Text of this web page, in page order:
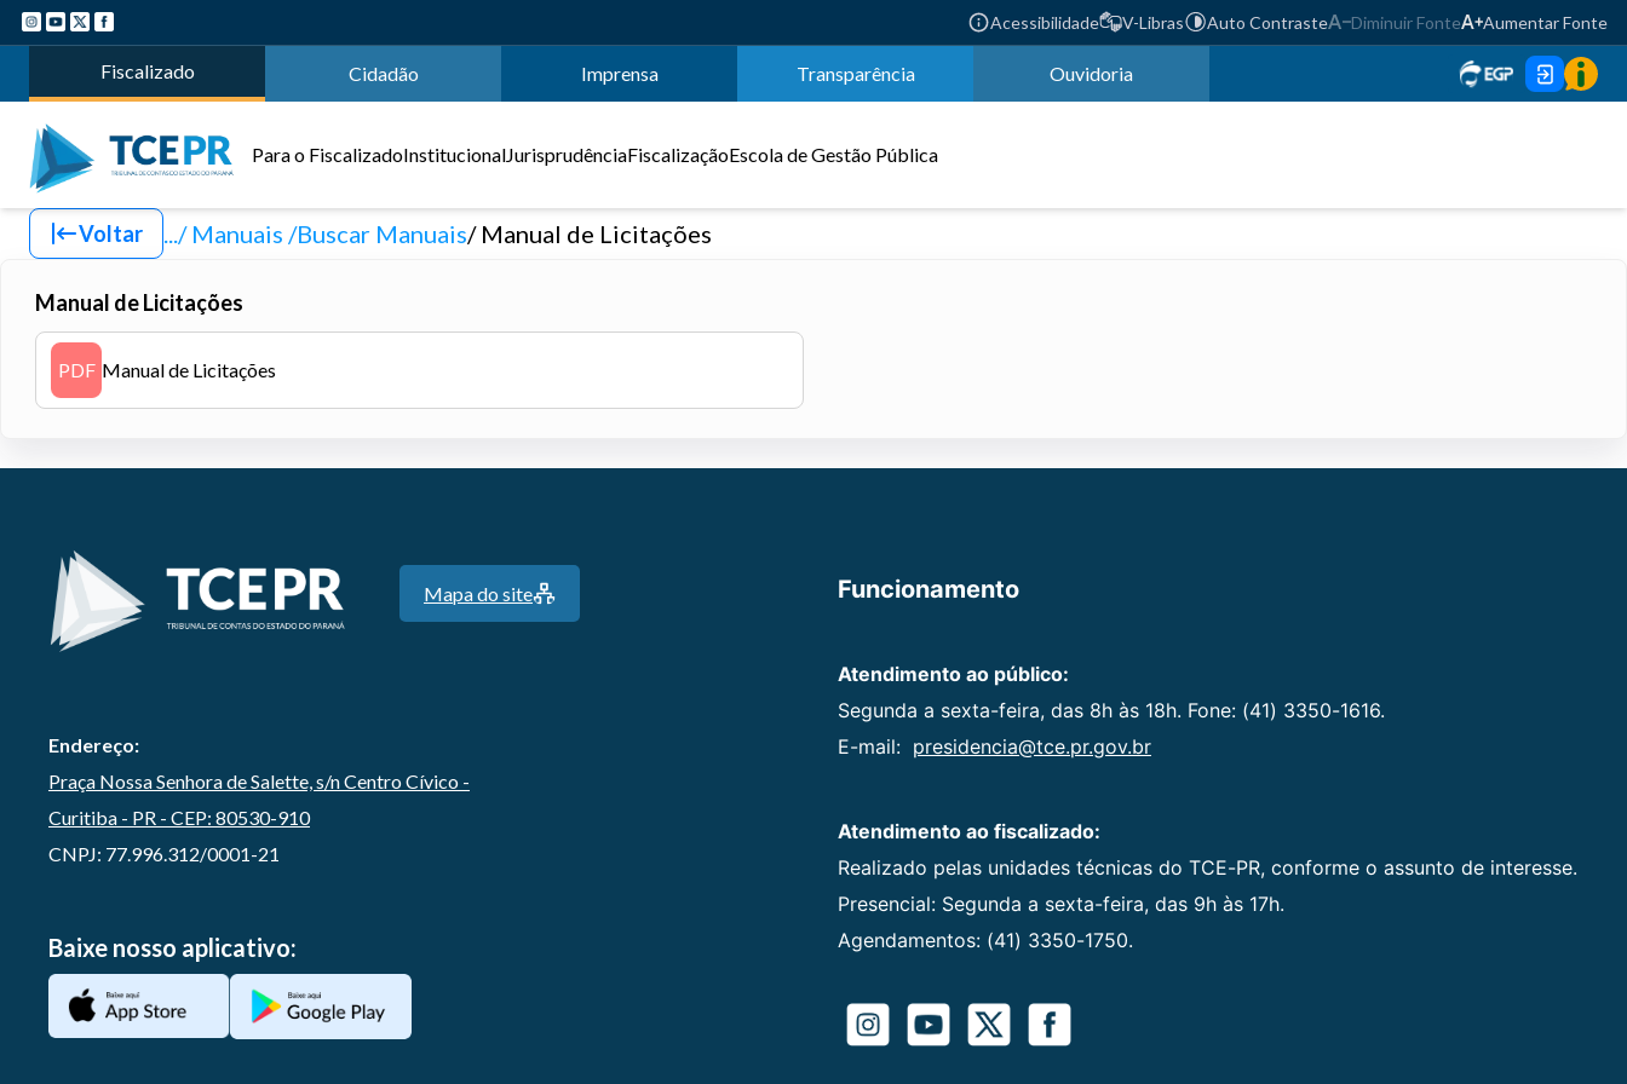
Acessibilidade V-Libras Auto Contraste Diminuir Fonte Aumentar Fonte
Fiscalizado Cidadão Imprensa Transparência Ouvidoria
Para o FiscalizadoInstitucionalJurisprudênciaFiscalizaçãoEscola de Gestão Pública
Voltar .../ Manuais Buscar Manuais Manual de Licitações
Manual de Licitações
PDF Manual de Licitações
Mapa do site
Endereço:
Praça Nossa Senhora de Salette, s/n Centro Cívico -
Curitiba - PR - CEP: 80530-910
CNPJ: 77.996.312/0001-21
Baixe nosso aplicativo:
Funcionamento
Atendimento ao público:
Segunda a sexta-feira, das 8h às 18h. Fone: (41) 3350-1616.
E-mail: presidencia@tce.pr.gov.br
Atendimento ao fiscalizado:
Realizado pelas unidades técnicas do TCE-PR, conforme o assunto de interesse.
Presencial: Segunda a sexta-feira, das 9h às 17h.
Agendamentos: (41) 3350-1750.